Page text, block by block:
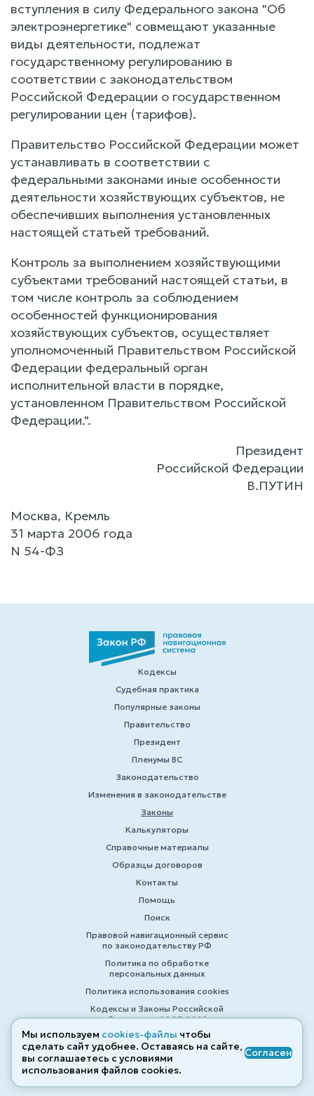
вступления в силу Федерального закона "Об
электроэнергетике" совмещают указанные
виды деятельности, подлежат
государственному регулированию в
соответствии с законодательством
Российской Федерации о государственном
регулировании цен (тарифов).
Правительство Российской Федерации может
устанавливать в соответствии с
федеральными законами иные особенности
деятельности хозяйствующих субъектов, не
обеспечивших выполнения установленных
настоящей статьей требований.
Контроль за выполнением хозяйствующими
субъектами требований настоящей статьи, в
том числе контроль за соблюдением
особенностей функционирования
хозяйствующих субъектов, осуществляет
уполномоченный Правительством Российской
Федерации федеральный орган
исполнительной власти в порядке,
установленном Правительством Российской
Федерации.".
Президент
Российской Федерации
В.ПУТИН
Москва, Кремль
31 марта 2006 года
N 54-ФЗ
Кодексы
Судебная практика
Популярные законы
Правительство
Президент
Пленумы ВС
Законодательство
Изменения в законодательстве
Законы
Калькуляторы
Справочные материалы
Образцы договоров
Контакты
Помощь
Поиск
Правовой навигационный сервис
по законодательству РФ
Политика по обработке
персональных данных
Политика использования cookies
Кодексы и Законы Российской
Федерации 2007-2026
© ZAKONRF.INFO
Мы используем cookies-файлы чтобы
сделать сайт удобнее. Оставаясь на сайте,
вы соглашаетесь с условиями
использования файлов cооkies.
Согласен